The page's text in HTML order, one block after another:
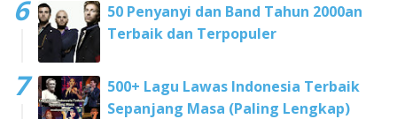
50 Penyanyi dan Band Tahun 2000an
Terbaik dan Terpopuler
500+ Lagu Lawas Indonesia Terbaik
Sepanjang Masa (Paling Lengkap)